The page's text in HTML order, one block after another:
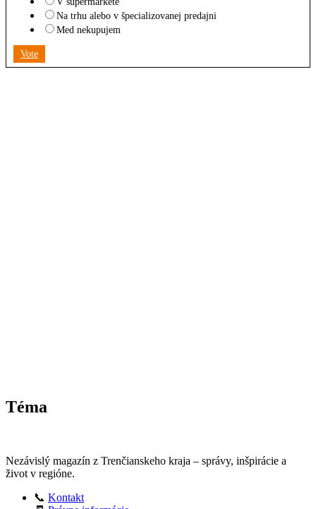
Na trhu alebo v špecializovanej predajni
Med nekupujem
Vote
Téma
Nezávislý magazín z Trenčianskeho kraja – správy, inšpirácie a
život v regióne.
📞 Kontakt